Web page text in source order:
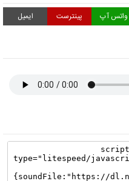
واتس آپ پینترست ایمیل